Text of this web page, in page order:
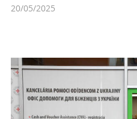
20/05/2025